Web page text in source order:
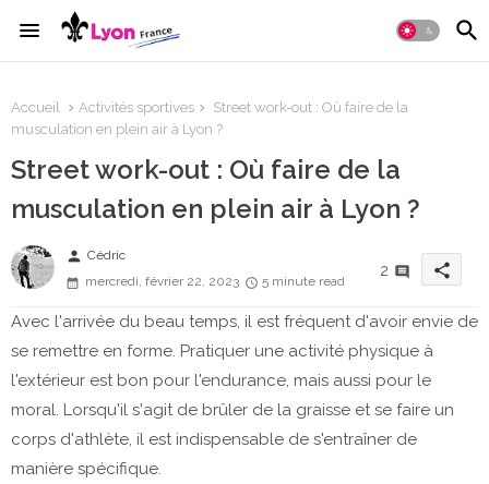
Accueil Activités sportives
Street work-out : Où faire de la
musculation en plein air à Lyon ?
Street work-out : Où faire de la
musculation en plein air à Lyon ?
person Cédric
mercredi, février 22, 2023
5 minute read
2 share
Avec l'arrivée du beau temps, il est fréquent d'avoir envie de
se remettre en forme. Pratiquer une activité physique à
l'extérieur est bon pour l'endurance, mais aussi pour le
moral. Lorsqu'il s'agit de brûler de la graisse et se faire un
corps d'athlète, il est indispensable de s'entraîner de
manière spécifique.